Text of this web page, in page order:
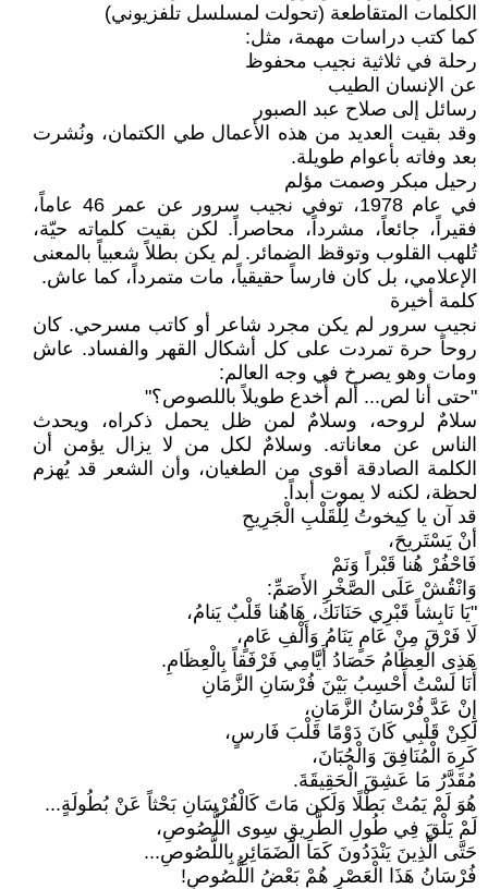
الكلمات المتقاطعة (تحولت لمسلسل تلفزيوني)
كما كتب دراسات مهمة، مثل:
رحلة في ثلاثية نجيب محفوظ
عن الإنسان الطيب
رسائل إلى صلاح عبد الصبور
وقد بقيت العديد من هذه الأعمال طي الكتمان، ونُشرت
بعد وفاته بأعوام طويلة.
رحيل مبكر وصمت مؤلم
في عام 1978، توفي نجيب سرور عن عمر 46 عاماً،
فقيراً، جائعاً، مشرداً، محاصراً. لكن بقيت كلماته حيّة،
تُلهب القلوب وتوقظ الضمائر. لم يكن بطلاً شعبياً بالمعنى
الإعلامي، بل كان فارساً حقيقياً، مات متمرداً، كما عاش.
كلمة أخيرة
نجيب سرور لم يكن مجرد شاعر أو كاتب مسرحي. كان
روحاً حرة تمردت على كل أشكال القهر والفساد. عاش
ومات وهو يصرخ في وجه العالم:
"حتى أنا لص... ألم أُخدع طويلاً باللصوص؟"
سلامٌ لروحه، وسلامٌ لمن ظل يحمل ذكراه، ويحدث
الناس عن معاناته. وسلامٌ لكل من لا يزال يؤمن أن
الكلمة الصادقة أقوى من الطغيان، وأن الشعر قد يُهزم
لحظة، لكنه لا يموت أبداً.
قد آن يا كِيخوتُ لِلْقَلْبِ الْجَرِيحِ
أنْ يَسْتَريحَ،
فَاحْفُرْ هُنا قَبْراً وَنَمْ
وَانْقُشْ عَلَى الصَّخْرِ الأَصَمِّ:
"يَا نَابِشاً قَبْرِي حَنَانَكَ، هَاهُنا قَلْبٌ يَنامُ،
لَا فَرْقَ مِنْ عَامٍ يَنَامُ وَأَلْفِ عَامٍ،
هَذِى الْعِظَامُ حَصَادُ أَيَّامِي فَرْفَقاً بِالْعِظَامِ.
أَنَا لَسْتُ أَحْسِبُ بَيْنَ فُرْسَانِ الزَّمَانِ
إِنْ عَدَّ فُرْسَانُ الزَّمَانِ،
لَكِنْ قَلْبِي كَانَ دَوْمًا قَلْبَ فَارسٍ،
كَرِهَ الْمُنَافِقَ وَالْجُبَانَ،
مُقَدَّرُ مَا عَشِقَ الْحَقِيقَةَ.
هُوَ لَمْ يَمُتْ بَطْلًا وَلَكن مَاتَ كَالْفُرْسَانِ بَحْثاً عَنْ بُطُولَةٍ...
لَمْ يَلْقَ فِي طُولِ الطَّرِيقِ سِوى اللُّصُوصِ،
حَتَّى الَّذِينَ يَنْدَدُونَ كَمَا الْضَمَائِرِ بِاللُّصُوصِ...
فُرْسَانُ هَذَا الْعَصْرِ هُمْ بَعْضُ اللُّصُوصِ!